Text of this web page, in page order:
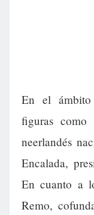
En el ámbito
figuras como
neerlandés
Encalada,
En cuanto a
Remo,